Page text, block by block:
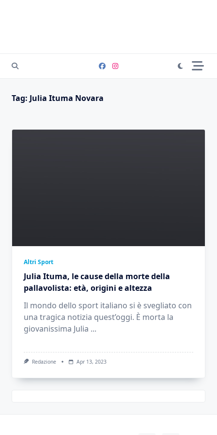
Tag: Julia Ituma Novara
Altri Sport
Julia Ituma, le cause della morte della
pallavolista: età, origini e altezza
Il mondo dello sport italiano si è svegliato con
una tragica notizia quest’oggi. È morta la
giovanissima Julia ...
Redazione Apr 13, 2023